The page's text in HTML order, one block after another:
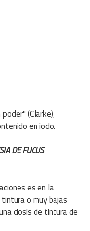
(Clarke),
en iodo.
DE FUCUS
es en la
o muy bajas
dosis de tintura de